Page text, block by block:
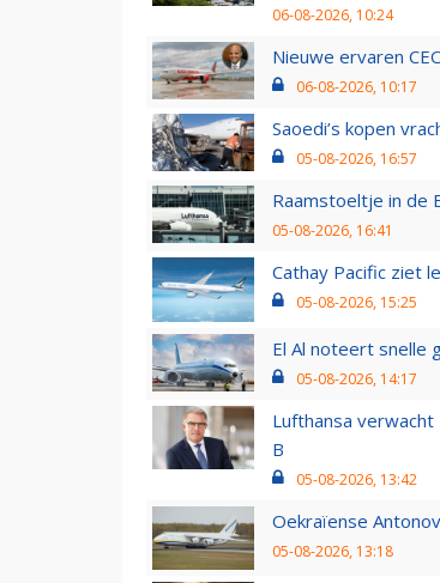
06-08-2026, 10:24
Nieuwe ervaren
06-08-2026, 10:17
Saoedi’s kopen
05-08-2026, 16:57
Raamstoeltje in de
05-08-2026, 16:41
Cathay Pacific ziet
05-08-2026, 15:25
El Al noteert snelle
05-08-2026, 14:17
Lufthansa
B
05-08-2026, 13:42
Oekraïense
05-08-2026, 13:18